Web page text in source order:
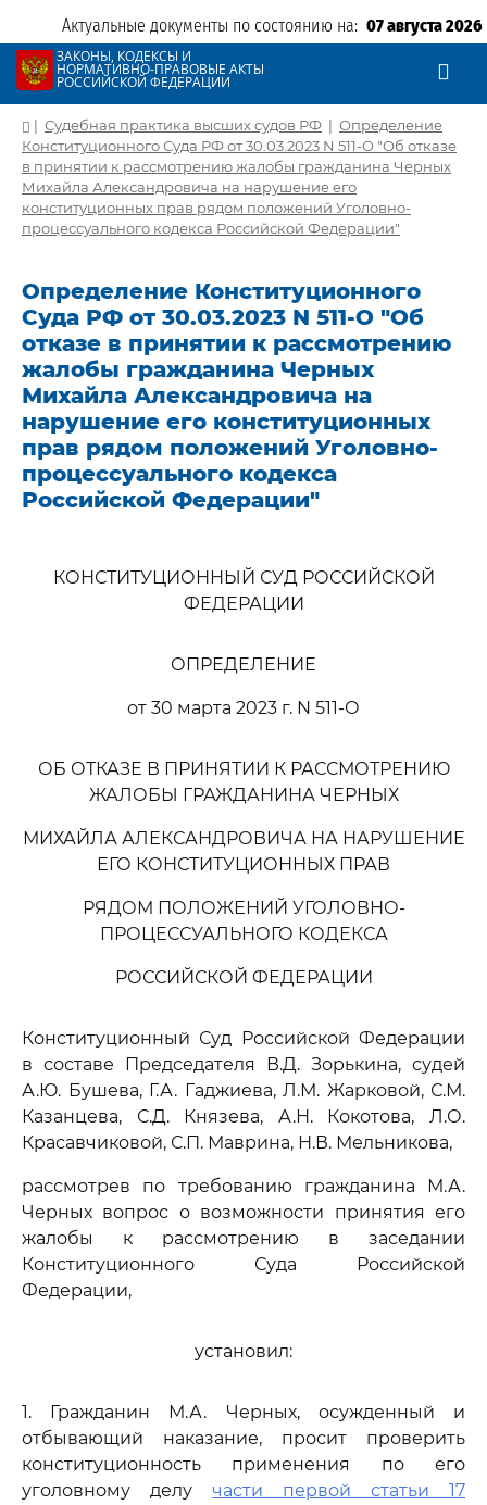
Актуальные документы по состоянию на: 07 августа 2026
ЗАКОНЫ, КОДЕКСЫ И
НОРМАТИВНО-ПРАВОВЫЕ АКТЫ
РОССИЙСКОЙ ФЕДЕРАЦИИ
| Судебная практика высших судов РФ | Определение
Конституционного Суда РФ от 30.03.2023 N 511-О "Об отказе
в принятии к рассмотрению жалобы гражданина Черных
Михайла Александровича на нарушение его
конституционных прав рядом положений Уголовно-
процессуального кодекса Российской Федерации"
Определение Конституционного
Суда РФ от 30.03.2023 N 511-О "Об
отказе в принятии к рассмотрению
жалобы гражданина Черных
Михайла Александровича на
нарушение его конституционных
прав рядом положений Уголовно-
процессуального кодекса
Российской Федерации"
КОНСТИТУЦИОННЫЙ СУД РОССИЙСКОЙ
ФЕДЕРАЦИИ
ОПРЕДЕЛЕНИЕ
от 30 марта 2023 г. N 511-О
ОБ ОТКАЗЕ В ПРИНЯТИИ К РАССМОТРЕНИЮ
ЖАЛОБЫ ГРАЖДАНИНА ЧЕРНЫХ
МИХАЙЛА АЛЕКСАНДРОВИЧА НА НАРУШЕНИЕ
ЕГО КОНСТИТУЦИОННЫХ ПРАВ
РЯДОМ ПОЛОЖЕНИЙ УГОЛОВНО-
ПРОЦЕССУАЛЬНОГО КОДЕКСА
РОССИЙСКОЙ ФЕДЕРАЦИИ
Конституционный Суд Российской Федерации
в составе Председателя В.Д. Зорькина, судей
А.Ю. Бушева, Г.А. Гаджиева, Л.М. Жарковой, С.М.
Казанцева, С.Д. Князева, А.Н. Кокотова, Л.О.
Красавчиковой, С.П. Маврина, Н.В. Мельникова,
рассмотрев по требованию гражданина М.А.
Черных вопрос о возможности принятия его
жалобы к рассмотрению в заседании
Конституционного Суда Российской
Федерации,
установил:
1. Гражданин М.А. Черных, осужденный и
отбывающий наказание, просит проверить
конституционность применения по его
уголовному делу части первой статьи 17